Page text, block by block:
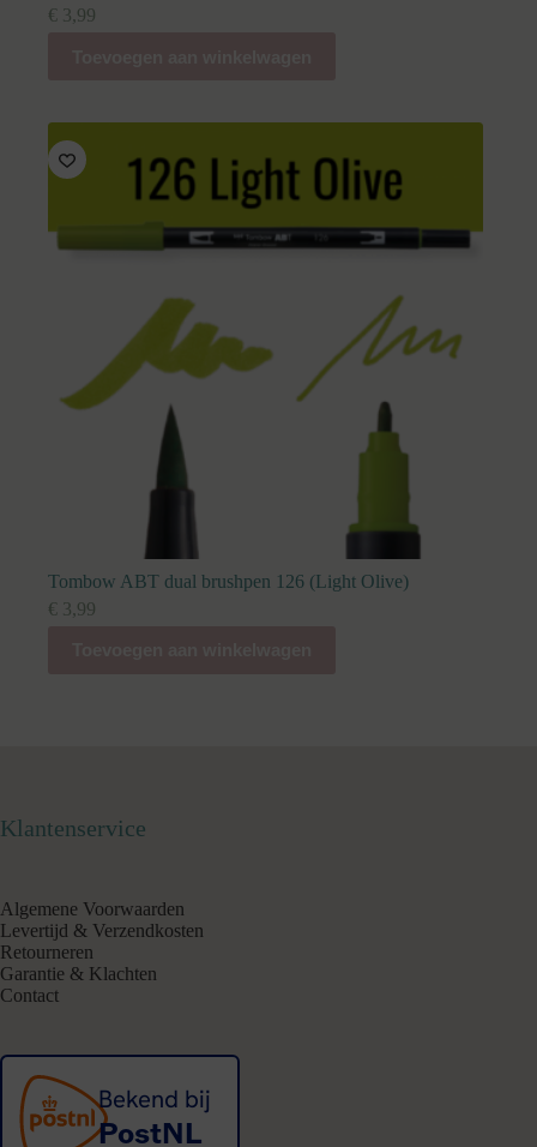
€ 3,99
Tombow ABT dual brushpen 126 (Light Olive)
€ 3,99
Klantenservice
Algemene Voorwaarden
Levertijd & Verzendkosten
Retourneren
Garantie & Klachten
Contact